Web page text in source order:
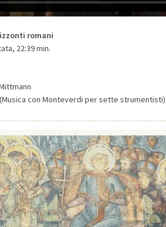
romani
22:39 min.
con Monteverdi per sette strumentisti)